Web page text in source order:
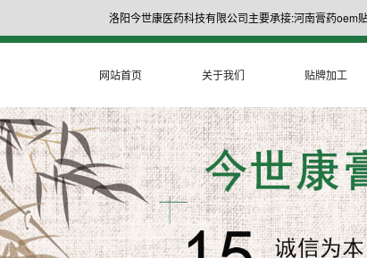
洛阳今世康医药科技有限公司主要承接:河南膏药oem
网站首页 关于我们 贴牌加工